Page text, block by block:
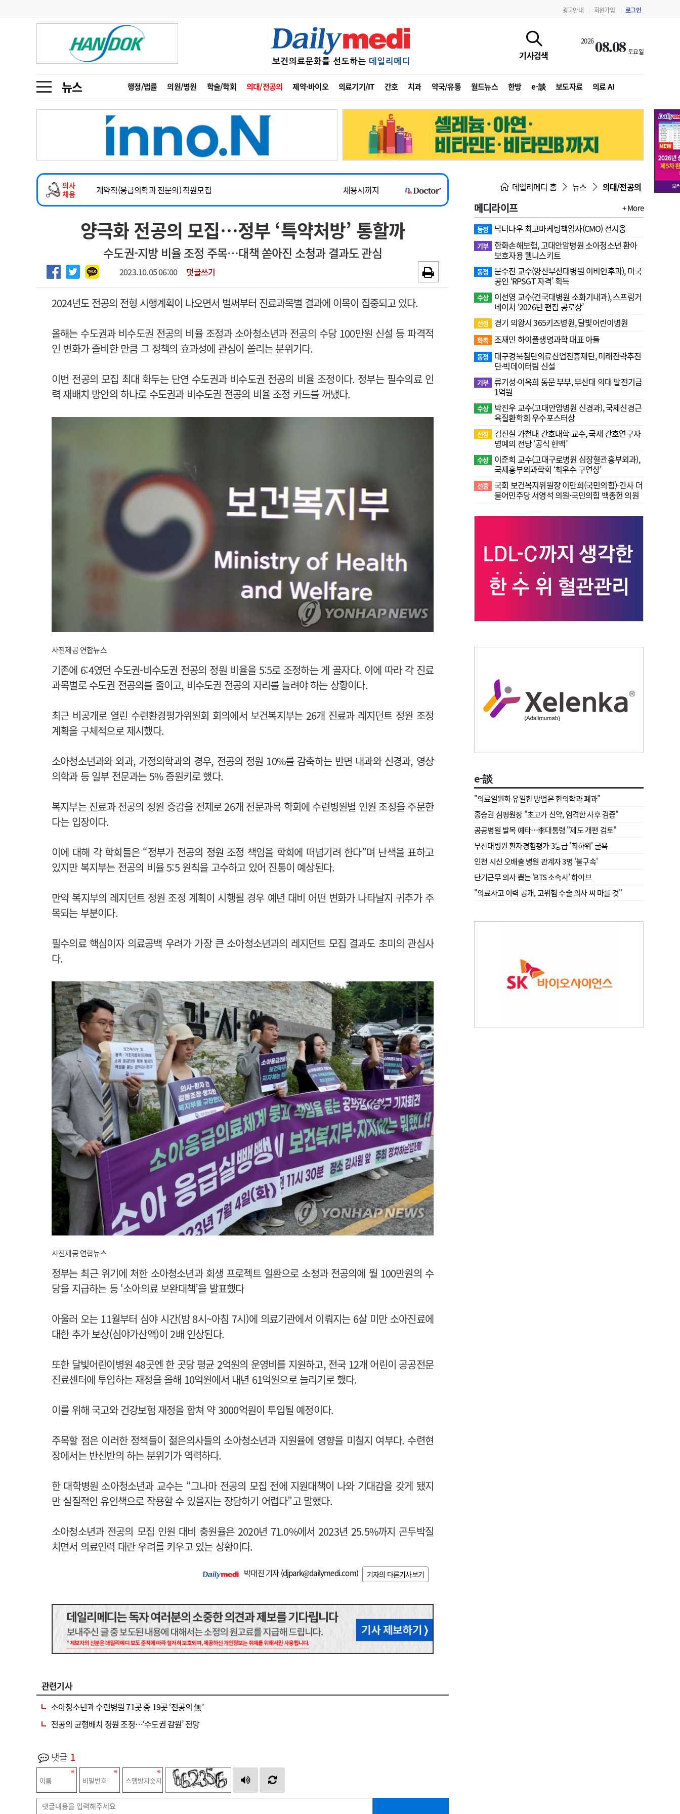
광고안내 회원가입 로그인
기사검색
202608.08 토요일
뉴스 행정/법률 의원/병원 학술/학회 의대/전공의 제약·바이오 의료기기/IT 간호 치과 약국/유통 월드뉴스 한방 e-談 보도자료 의료 AI
금주의 검색어
1
의사인력 수급 추계
3
AI의료
4
전공의 모집 결과
6
관리급여 실시
지필공 지원책
수련환경 개선
의과대학 입시
인사 사고
오피니언 수첩
인물 초대석 피플
동영상뉴스
포토뉴스
메디 Hospital 지역병원 중소병원
인포메이션 행정처분 판례 정책/통계 공시 지침·기준·평가 약제급여 심사 결과
회사소개 법적고지 광고안내
의사
채용
2026년 하반기 인턴 모집
~2026-08-31
마취통증의학과 임기제 임상의사 채용
채용시까지
계약직(응급의학과 전문의) 직원모집
채용시까지
하반기 전공의(레지던트1년차) 모집
~2026-08-15
2026년 하반기 인턴 모집
~2026-08-31
마취통증의학과 임기제 임상의사 채용
채용시까지
양극화 전공의 모집…정부 ‘특약처방’ 통할까
수도권-지방 비율 조정 주목…대책 쏟아진 소청과 결과도 관심
2023.10.05 06:00 댓글쓰기
2024년도 전공의 전형 시행계획이 나오면서 벌써부터 진료과목별 결과에 이목이 집중되고 있다.
올해는 수도권과 비수도권 전공의 비율 조정과 소아청소년과 전공의 수당 100만원 신설 등 파격적
인 변화가 즐비한 만큼 그 정책의 효과성에 관심이 쏠리는 분위기다.
이번 전공의 모집 최대 화두는 단연 수도권과 비수도권 전공의 비율 조정이다. 정부는 필수의료 인
력 재배치 방안의 하나로 수도권과 비수도권 전공의 비율 조정 카드를 꺼냈다.
사진제공 연합뉴스
기존에 6:4였던 수도권-비수도권 전공의 정원 비율을 5:5로 조정하는 게 골자다. 이에 따라 각 진료
과목별로 수도권 전공의를 줄이고, 비수도권 전공의 자리를 늘려야 하는 상황이다.
최근 비공개로 열린 수련환경평가위원회 회의에서 보건복지부는 26개 진료과 레지던트 정원 조정
계획을 구체적으로 제시했다.
소아청소년과와 외과, 가정의학과의 경우, 전공의 정원 10%를 감축하는 반면 내과와 신경과, 영상
의학과 등 일부 전문과는 5% 증원키로 했다.
복지부는 진료과 전공의 정원 증감을 전제로 26개 전문과목 학회에 수련병원별 인원 조정을 주문한
다는 입장이다.
이에 대해 각 학회들은 “정부가 전공의 정원 조정 책임을 학회에 떠넘기려 한다”며 난색을 표하고
있지만 복지부는 전공의 비율 5:5 원칙을 고수하고 있어 진통이 예상된다.
만약 복지부의 레지던트 정원 조정 계획이 시행될 경우 예년 대비 어떤 변화가 나타날지 귀추가 주
목되는 부분이다.
필수의료 핵심이자 의료공백 우려가 가장 큰 소아청소년과의 레지던트 모집 결과도 초미의 관심사
다.
사진제공 연합뉴스
정부는 최근 위기에 처한 소아청소년과 회생 프로젝트 일환으로 소청과 전공의에 월 100만원의 수
당을 지급하는 등 ‘소아의료 보완대책’을 발표했다
아울러 오는 11월부터 심야 시간(밤 8시~아침 7시)에 의료기관에서 이뤄지는 6살 미만 소아진료에
대한 추가 보상(심야가산액)이 2배 인상된다.
또한 달빛어린이병원 48곳엔 한 곳당 평균 2억원의 운영비를 지원하고, 전국 12개 어린이 공공전문
진료센터에 투입하는 재정을 올해 10억원에서 내년 61억원으로 늘리기로 했다.
이를 위해 국고와 건강보험 재정을 합쳐 약 3000억원이 투입될 예정이다.
주목할 점은 이러한 정책들이 젊은의사들의 소아청소년과 지원율에 영향을 미칠지 여부다. 수련현
장에서는 반신반의 하는 분위기가 역력하다.
한 대학병원 소아청소년과 교수는 “그나마 전공의 모집 전에 지원대책이 나와 기대감을 갖게 됐지
만 실질적인 유인책으로 작용할 수 있을지는 장담하기 어렵다”고 말했다.
소아청소년과 전공의 모집 인원 대비 충원율은 2020년 71.0%에서 2023년 25.5%까지 곤두박질
치면서 의료인력 대란 우려를 키우고 있는 상황이다.
박대진 기자 (djpark@dailymedi.com) 기자의 다른기사보기
관련기사
소아청소년과 수련병원 71곳 중 19곳 ‘전공의 無’
전공의 균형배치 정원 조정…‘수도권 감원’ 전망
댓글 1
데일리메디 홈 뉴스 의대/전공의
메디라이프 + More
동정 닥터나우 최고마케팅책임자(CMO) 전지웅
기부 한화손해보험, 고대안암병원 소아청소년 환아
보호자용 웰니스키트
동정
문수진 교수( 양산부산대병원 이비인후과), 미국
공인 ‘RPSGT 자격’ 획득
수상
이선영 교수(건국대병원 소화기내과), 스프링거
네이처 ‘2026년 편집 공로상’
선정 경기 의왕시 365키즈병원, 달빛어린이병원
화촉 조재민 하이플생명과학 대표 아들
동정
대구경북첨단의료산업진흥재단, 미래전략추진
단·빅데이터팀 신설
기부 류기성·이옥희 동문 부부, 부산대 의대 발전기금
1억원
수상
박진우 교수(고대안암병원 신경과), 국제신경근
육질환학회 우수포스터상
선정
김진실 가천대 간호대학 교수, 국제 간호연구자
명예의 전당 ‘공식 헌액’
수상
이준희 교수(고대구로병원 심장혈관흉부외과),
국제흉부외과학회 ‘최우수 구연상’
선출 국회 보건복지위원장 이만희(국민의힘)-간사 더
불어민주당 서영석 의원·국민의힘 백종헌 의원
e-談
"의료일원화 유일한 방법은 한의학과 폐과"
홍승권 심평원장 " 초고가 신약, 엄격한 사후 검증"
공공병원 발목 예타…李대통령 "제도 개편 검토"
부산대병원 환자경험평가 3등급 '최하위' 굴욕
인천 시신 오배출 병원 관계자 3명 '불구속'
단기근무 의사 뽑는 'BTS 소속사' 하이브
"의료사고 이력 공개, 고위험 수술 의사 씨 마를 것"